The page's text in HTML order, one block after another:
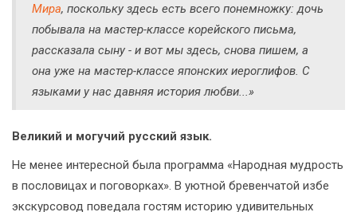
Мира, поскольку здесь есть всего понемножку: дочь
побывала на мастер-классе корейского письма,
рассказала сыну - и вот мы здесь, снова пишем, а
она уже на мастер-классе японских иероглифов. С
языками у нас давняя история любви...»
Великий и могучий русский язык.
Не менее интересной была программа «Народная мудрость
в пословицах и поговорках». В уютной бревенчатой избе
экскурсовод поведала гостям историю удивительных